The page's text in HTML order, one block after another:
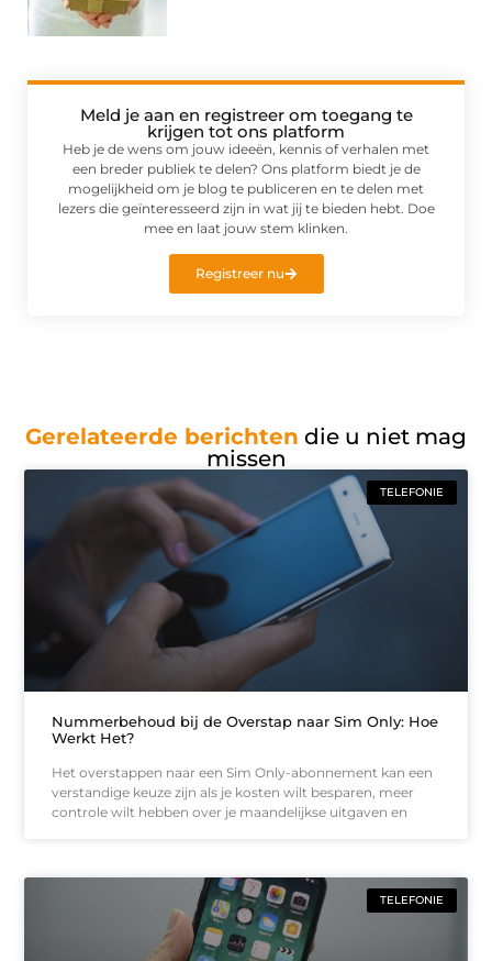
Meld je aan en registreer om toegang te
krijgen tot ons platform
Heb je de wens om jouw ideeën, kennis of verhalen met
een breder publiek te delen? Ons platform biedt je de
mogelijkheid om je blog te publiceren en te delen met
lezers die geïnteresseerd zijn in wat jij te bieden hebt. Doe
mee en laat jouw stem klinken.
Registreer nu
Gerelateerde berichten die u niet mag
missen
TELEFONIE
Nummerbehoud bij de Overstap naar Sim Only: Hoe
Werkt Het?
Het overstappen naar een Sim Only-abonnement kan een
verstandige keuze zijn als je kosten wilt besparen, meer
controle wilt hebben over je maandelijkse uitgaven en
TELEFONIE